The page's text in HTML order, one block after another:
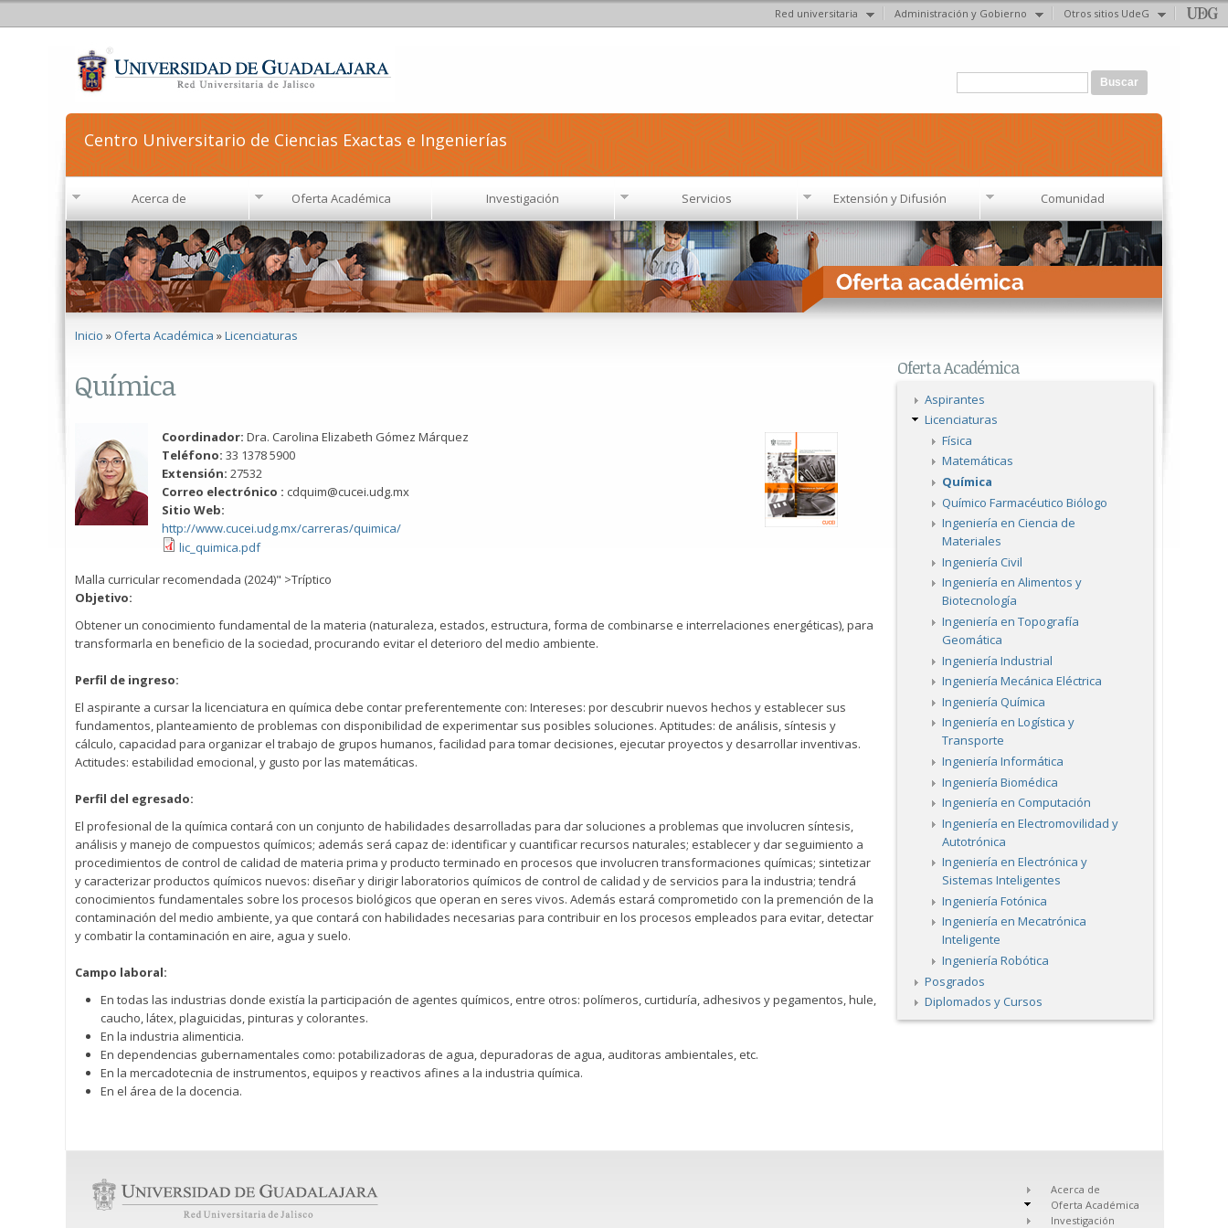
Red universitaria Administración y Gobierno Otros sitios UdeG
Formulario de búsqueda
Centro Universitario de Ciencias Exactas e Ingenierías
Acerca de Oferta Académica Investigación Servicios Extensión y Difusión Comunidad
Inicio »Oferta Académica »Licenciaturas
Química
Coordinador: Dra. Carolina Elizabeth Gómez Márquez
Teléfono: 33 1378 5900
Extensión: 27532
Correo electrónico : cdquim@cucei.udg.mx
Sitio Web:
http://www.cucei.udg.mx/carreras/quimica/
lic_quimica.pdf
Malla curricular recomendada (2024)" >Tríptico
Objetivo:
Obtener un conocimiento fundamental de la materia (naturaleza, estados, estructura, forma de combinarse e interrelaciones energéticas), para
transformarla en beneficio de la sociedad, procurando evitar el deterioro del medio ambiente.
Perfil de ingreso:
El aspirante a cursar la licenciatura en química debe contar preferentemente con: Intereses: por descubrir nuevos hechos y establecer sus
fundamentos, planteamiento de problemas con disponibilidad de experimentar sus posibles soluciones. Aptitudes: de análisis, síntesis y
cálculo, capacidad para organizar el trabajo de grupos humanos, facilidad para tomar decisiones, ejecutar proyectos y desarrollar inventivas.
Actitudes: estabilidad emocional, y gusto por las matemáticas.
Perfil del egresado:
El profesional de la química contará con un conjunto de habilidades desarrolladas para dar soluciones a problemas que involucren síntesis,
análisis y manejo de compuestos químicos; además será capaz de: identificar y cuantificar recursos naturales; establecer y dar seguimiento a
procedimientos de control de calidad de materia prima y producto terminado en procesos que involucren transformaciones químicas; sintetizar
y caracterizar productos químicos nuevos: diseñar y dirigir laboratorios químicos de control de calidad y de servicios para la industria; tendrá
conocimientos fundamentales sobre los procesos biológicos que operan en seres vivos. Además estará comprometido con la premención de la
contaminación del medio ambiente, ya que contará con habilidades necesarias para contribuir en los procesos empleados para evitar, detectar
y combatir la contaminación en aire, agua y suelo.
Campo laboral:
En todas las industrias donde existía la participación de agentes químicos, entre otros: polímeros, curtiduría, adhesivos y pegamentos, hule,
caucho, látex, plaguicidas, pinturas y colorantes.
En la industria alimenticia.
En dependencias gubernamentales como: potabilizadoras de agua, depuradoras de agua, auditoras ambientales, etc.
En la mercadotecnia de instrumentos, equipos y reactivos afines a la industria química.
En el área de la docencia.
Oferta Académica
Aspirantes
Licenciaturas
Física
Matemáticas
Química
Químico Farmacéutico Biólogo
Ingeniería en Ciencia de
Materiales
Ingeniería Civil
Ingeniería en Alimentos y
Biotecnología
Ingeniería en Topografía
Geomática
Ingeniería Industrial
Ingeniería Mecánica Eléctrica
Ingeniería Química
Ingeniería en Logística y
Transporte
Ingeniería Informática
Ingeniería Biomédica
Ingeniería en Computación
Ingeniería en Electromovilidad y
Autotrónica
Ingeniería en Electrónica y
Sistemas Inteligentes
Ingeniería Fotónica
Ingeniería en Mecatrónica
Inteligente
Ingeniería Robótica
Posgrados
Diplomados y Cursos
Acerca de
Oferta Académica
Investigación